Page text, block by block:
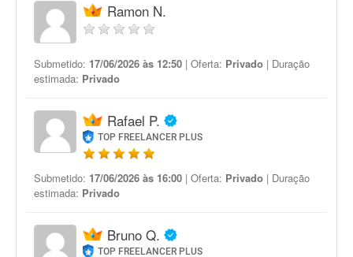
Ramon N.
Submetido: 17/06/2026 às 12:50 | Oferta: Privado | Duração
estimada: Privado
Rafael P.
TOP FREELANCER PLUS
Submetido: 17/06/2026 às 16:00 | Oferta: Privado | Duração
estimada: Privado
Bruno Q.
TOP FREELANCER PLUS